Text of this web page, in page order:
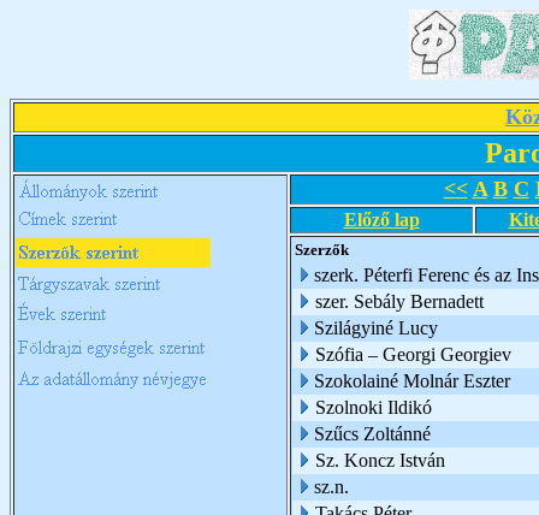
<< A B C
Előző lap
Szerzők
szerk. Péterfi Ferenc és az
szer. Sebály Bernadett
Szilágyiné Lucy
Szófia – Georgi Georgiev
Szokolainé Molnár Eszter
Szolnoki Ildikó
Szűcs Zoltánné
Sz. Koncz István
sz.n.